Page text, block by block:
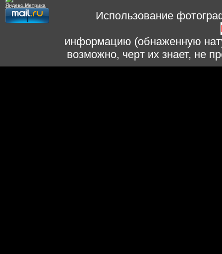
Использование
информацию (обнаженную
возможно, черт их знает, не